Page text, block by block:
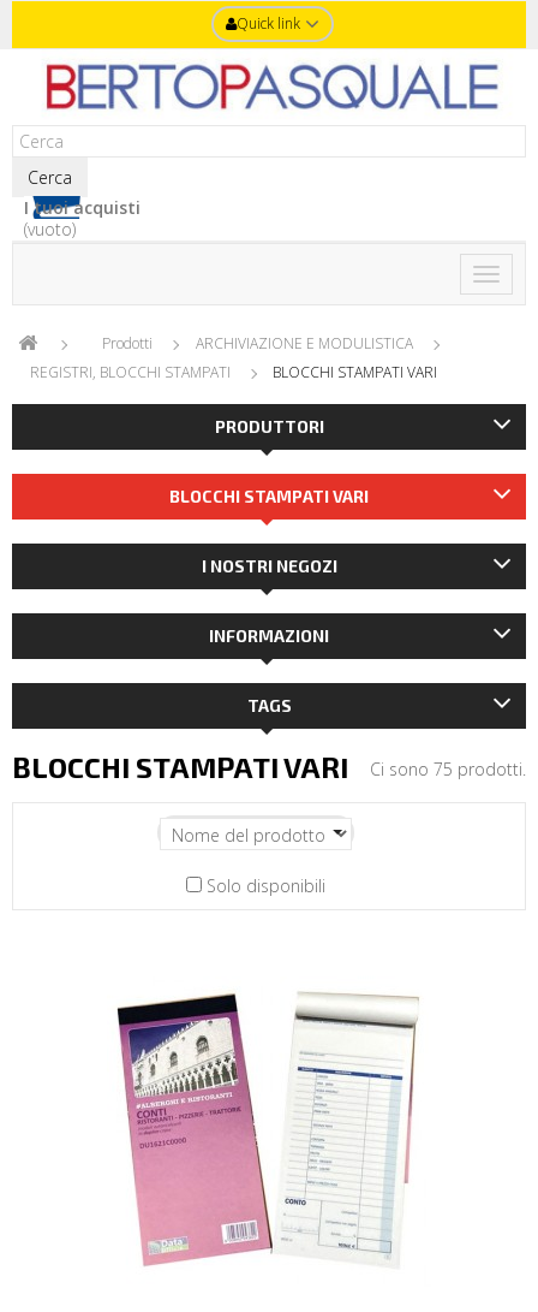
Quick link
Cerca
I tuoi acquisti
(vuoto)
Toggle
Prodotti
ARCHIVIAZIONE E MODULISTICA
REGISTRI, BLOCCHI STAMPATI
BLOCCHI STAMPATI VARI
PRODUTTORI
BLOCCHI STAMPATI VARI
I NOSTRI NEGOZI
INFORMAZIONI
TAGS
BLOCCHI STAMPATI VARI Ci sono 75 prodotti.
Solo disponibili